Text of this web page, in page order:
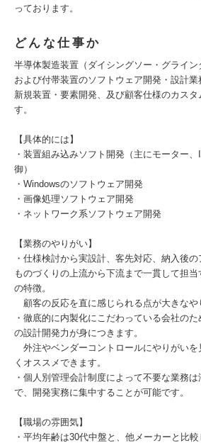
っております。
どんな仕事か
半導体製造装置（ダイシングソー・グライン
および付帯装置のソフトウェア開発・設計業
新規装置・要素開発、及び顧客仕様のカスタ
す。
【具体的には】
・装置組み込みソフト開発（主にモーター
御）
・Windowsのソフトウェア開発
・画像処理ソフトウェア開発
・ネットワーク系ソフトウェア開発
【業務のやりがい】
・仕様検討から実設計、客先対応、納入後の
ものづくりの上流から下流まで一貫して担
の特徴。
顧客の反応を直に感じられる点が大きなや
・徹底的に内製化にこだわっている会社の
の設計開発力が身につきます。
外注やベンダーコントロールにやりがいを
くオススメできます。
・個人別管理会計制度によって不要な業務
で、開発実務に集中することが可能です。
【職場の雰囲気】
・平均年齢は30代中盤と、他メーカーと比